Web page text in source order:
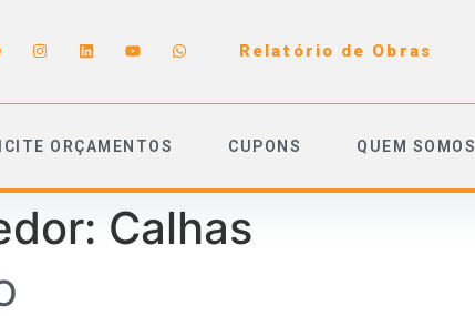
Relatório de Obras
ORÇAMENTOS CUPONS QUEM SOMOS
Calhas